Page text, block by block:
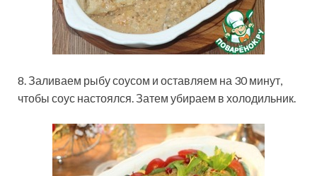
8. Заливаем рыбу соусом и оставляем на 30 минут,
чтобы соус настоялся. Затем убираем в холодильник.